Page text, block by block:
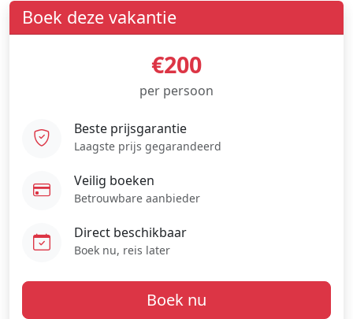
Boek deze vakantie
€200
per persoon
Beste prijsgarantie
Laagste prijs gegarandeerd
Veilig boeken
Betrouwbare aanbieder
Direct beschikbaar
Boek nu, reis later
Boek nu